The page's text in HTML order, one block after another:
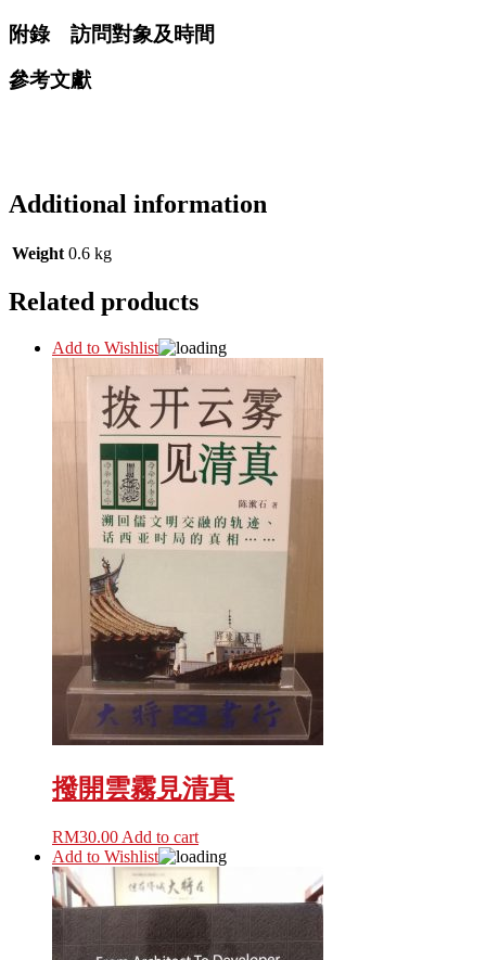
附錄 訪問對象及時間
參考文獻
Additional information
Weight 0.6 kg
Related products
Add to Wishlist
撥開雲霧見清真
RM30.00 Add to cart
Add to Wishlist